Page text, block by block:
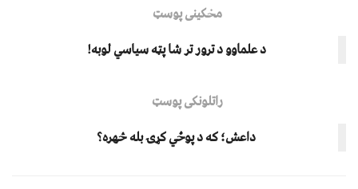
مخکینی پوسټ
د علماوو د ترور تر شا پټه سیاسي لوبه!
راتلونکی پوسټ
داعش؛ که د پوځي کړۍ بله څهره؟